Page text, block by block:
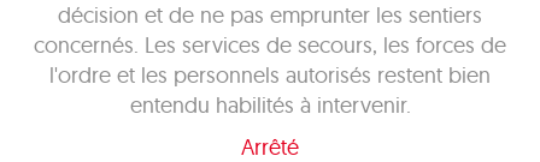
décision et de ne pas emprunter les sentiers
concernés. Les services de secours, les forces de
l'ordre et les personnels autorisés restent bien
entendu habilités à intervenir.
Arrêté